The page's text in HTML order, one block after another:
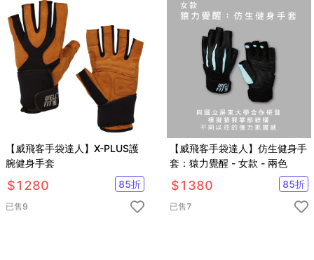
【威飛客手袋達人】X-PLUS護
腕健身手套
$1280 85折
已售9
【威飛客手袋達人】仿生健身手
套：猿力覺醒 - 女款 - 兩色
$1380 85折
已售7